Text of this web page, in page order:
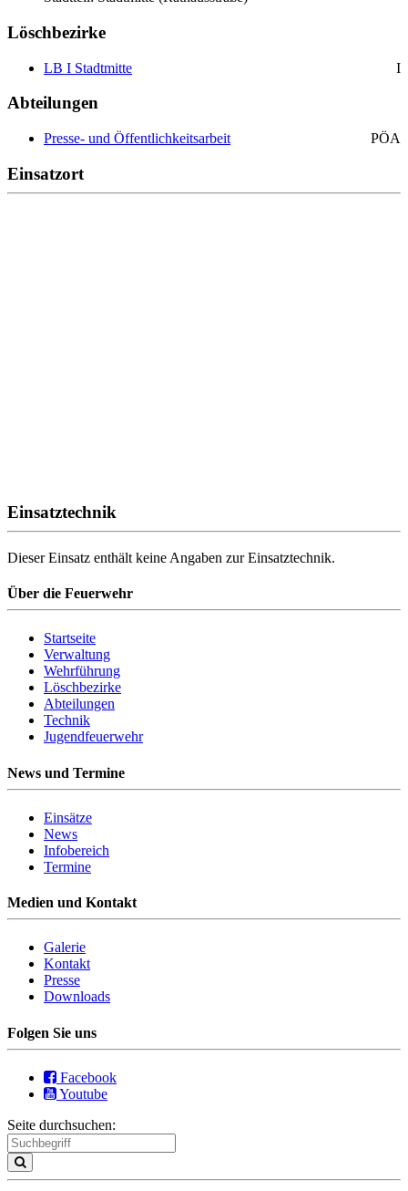
Löschbezirke
LB I Stadtmitte I
Abteilungen
Presse- und Öffentlichkeitsarbeit PÖA
Einsatzort
Einsatztechnik
Dieser Einsatz enthält keine Angaben zur Einsatztechnik.
Über die Feuerwehr
Startseite
Verwaltung
Wehrführung
Löschbezirke
Abteilungen
Technik
Jugendfeuerwehr
News und Termine
Einsätze
News
Infobereich
Termine
Medien und Kontakt
Galerie
Kontakt
Presse
Downloads
Folgen Sie uns
Facebook
Youtube
Seite durchsuchen: